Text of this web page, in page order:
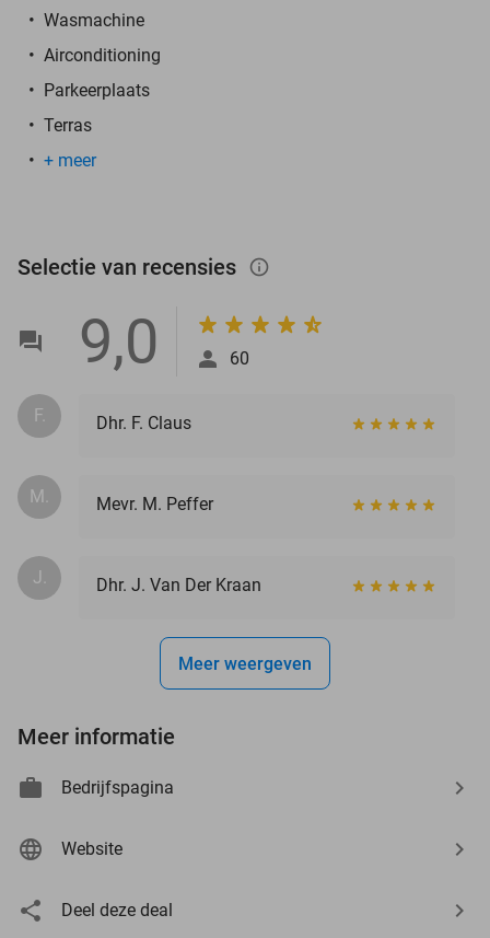
Wasmachine
Airconditioning
Parkeerplaats
Terras
+ meer
Selectie van recensies info_outlined
9,0 60
F. Dhr. F. Claus
M. Mevr. M. Peffer
J. Dhr. J. Van Der Kraan
Meer weergeven
Meer informatie
Bedrijfspagina
Website
Deel deze deal